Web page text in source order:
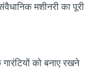
मशीनरी का पूरी
को बनाए रखने